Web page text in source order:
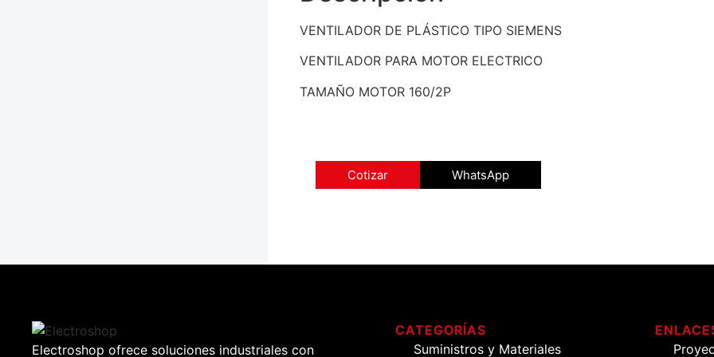
VENTILADOR DE PLÁSTICO TIPO SIEMENS
VENTILADOR PARA MOTOR ELECTRICO
TAMAÑO MOTOR 160/2P
Cotizar WhatsApp
Electroshop ofrece soluciones industriales con
CATEGORÍAS
Suministros y Materiales